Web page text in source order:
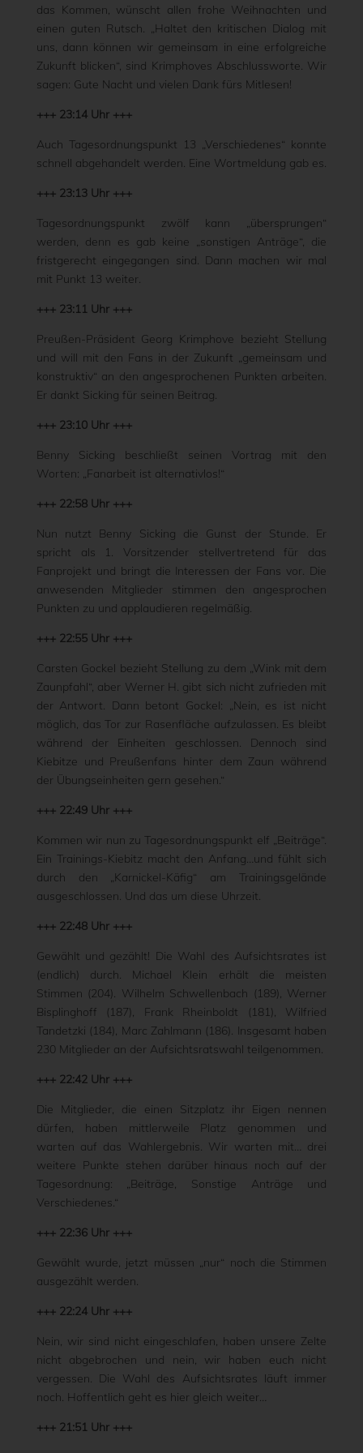
das Kommen, wünscht allen frohe Weihnachten und
einen guten Rutsch. „Haltet den kritischen Dialog mit
uns, dann können wir gemeinsam in eine erfolgreiche
Zukunft blicken“, sind Krimphoves Abschlussworte. Wir
sagen: Gute Nacht und vielen Dank fürs Mitlesen!
+++ 23:14 Uhr +++
Auch Tagesordnungspunkt 13 „Verschiedenes“ konnte
schnell abgehandelt werden. Eine Wortmeldung gab es.
+++ 23:13 Uhr +++
Tagesordnungspunkt zwölf kann „übersprungen“
werden, denn es gab keine „sonstigen Anträge“, die
fristgerecht eingegangen sind. Dann machen wir mal
mit Punkt 13 weiter.
+++ 23:11 Uhr +++
Preußen-Präsident Georg Krimphove bezieht Stellung
und will mit den Fans in der Zukunft „gemeinsam und
konstruktiv“ an den angesprochenen Punkten arbeiten.
Er dankt Sicking für seinen Beitrag.
+++ 23:10 Uhr +++
Benny Sicking beschließt seinen Vortrag mit den
Worten: „Fanarbeit ist alternativlos!“
+++ 22:58 Uhr +++
Nun nutzt Benny Sicking die Gunst der Stunde. Er
spricht als 1. Vorsitzender stellvertretend für das
Fanprojekt und bringt die Interessen der Fans vor. Die
anwesenden Mitglieder stimmen den angesprochen
Punkten zu und applaudieren regelmäßig.
+++ 22:55 Uhr +++
Carsten Gockel bezieht Stellung zu dem „Wink mit dem
Zaunpfahl“, aber Werner H. gibt sich nicht zufrieden mit
der Antwort. Dann betont Gockel: „Nein, es ist nicht
möglich, das Tor zur Rasenfläche aufzulassen. Es bleibt
während der Einheiten geschlossen. Dennoch sind
Kiebitze und Preußenfans hinter dem Zaun während
der Übungseinheiten gern gesehen.“
+++ 22:49 Uhr +++
Kommen wir nun zu Tagesordnungspunkt elf „Beiträge“.
Ein Trainings-Kiebitz macht den Anfang…und fühlt sich
durch den „Karnickel-Käfig“ am Trainingsgelände
ausgeschlossen. Und das um diese Uhrzeit.
+++ 22:48 Uhr +++
Gewählt und gezählt! Die Wahl des Aufsichtsrates ist
(endlich) durch. Michael Klein erhält die meisten
Stimmen (204). Wilhelm Schwellenbach (189), Werner
Bisplinghoff (187), Frank Rheinboldt (181), Wilfried
Tandetzki (184), Marc Zahlmann (186). Insgesamt haben
230 Mitglieder an der Aufsichtsratswahl teilgenommen.
+++ 22:42 Uhr +++
Die Mitglieder, die einen Sitzplatz ihr Eigen nennen
dürfen, haben mittlerweile Platz genommen und
warten auf das Wahlergebnis. Wir warten mit… drei
weitere Punkte stehen darüber hinaus noch auf der
Tagesordnung: „Beiträge, Sonstige Anträge und
Verschiedenes.“
+++ 22:36 Uhr +++
Gewählt wurde, jetzt müssen „nur“ noch die Stimmen
ausgezählt werden.
+++ 22:24 Uhr +++
Nein, wir sind nicht eingeschlafen, haben unsere Zelte
nicht abgebrochen und nein, wir haben euch nicht
vergessen. Die Wahl des Aufsichtsrates läuft immer
noch. Hoffentlich geht es hier gleich weiter…
+++ 21:51 Uhr +++